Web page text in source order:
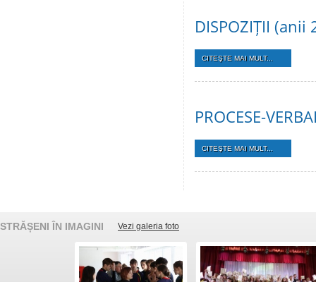
DISPOZIȚII (anii
CITEŞTE MAI MULT...
PROCESE-
CITEŞTE MAI MULT...
STRĂȘENI ÎN IMAGINI Vezi galeria foto